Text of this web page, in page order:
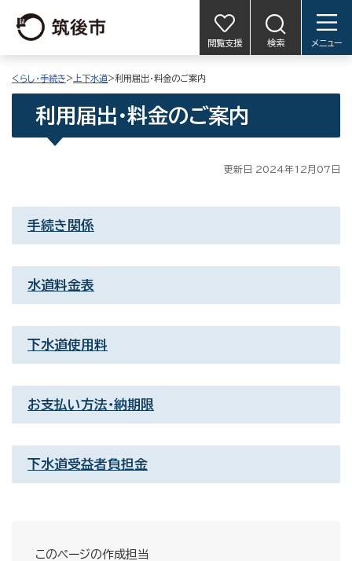
閲覧支援 検索 メニュー
くらし・手続き> 上下水道>利用届出・料金のご案内
利用届出・料金のご案内
更新日 2024年12月07日
手続き関係
水道料金表
下水道使用料
お支払い方法・納期限
下水道受益者負担金
このページの作成担当